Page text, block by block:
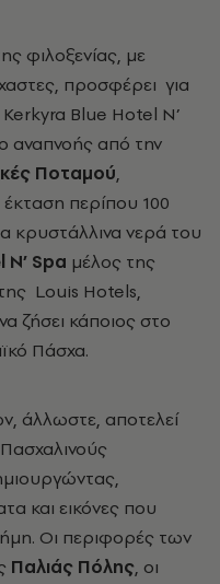
φιλοξενίας, με
προσφέρει για
Blue Hotel N’
αναπνοής από την
Ποταμού,
περίπου 100
κρυστάλλινα νερά του
Spa μέλος της
Louis Hotels,
ζήσει κάποιος στο
Πάσχα.
άλλωστε, αποτελεί
και εικόνες που
Οι περιφορές των
Παλιάς Πόλης, οι